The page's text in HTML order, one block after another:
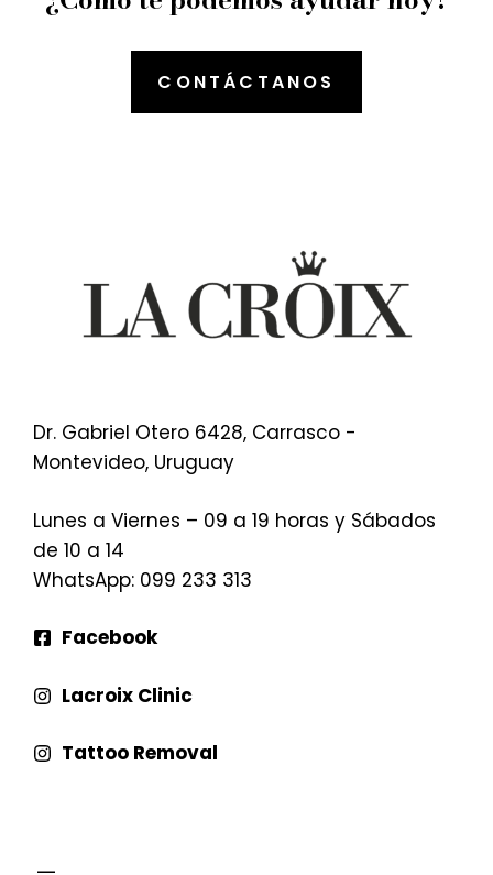
CONTÁCTANOS
Dr. Gabriel Otero 6428, Carrasco -
Montevideo, Uruguay
Lunes a Viernes – 09 a 19 horas y Sábados
de 10 a 14
WhatsApp: 099 233 313
Facebook
Lacroix Clinic
Tattoo Removal